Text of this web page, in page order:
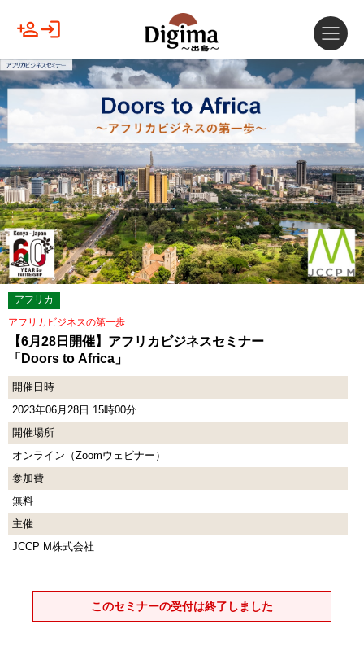
アフリカ
アフリカビジネスの第一歩
【6月28日開催】アフリカビジネスセミナー
「Doors to Africa」
開催日時
2023年06月28日 15時00分
開催場所
オンライン（Zoomウェビナー）
参加費
無料
主催
JCCP M株式会社
このセミナーの受付は終了しました